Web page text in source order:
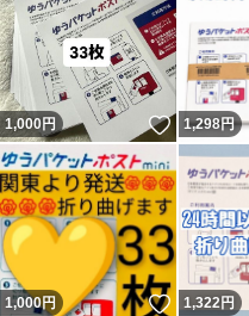
1,000円 いいね！
1,298円
1,000円 いいね！
1,322円